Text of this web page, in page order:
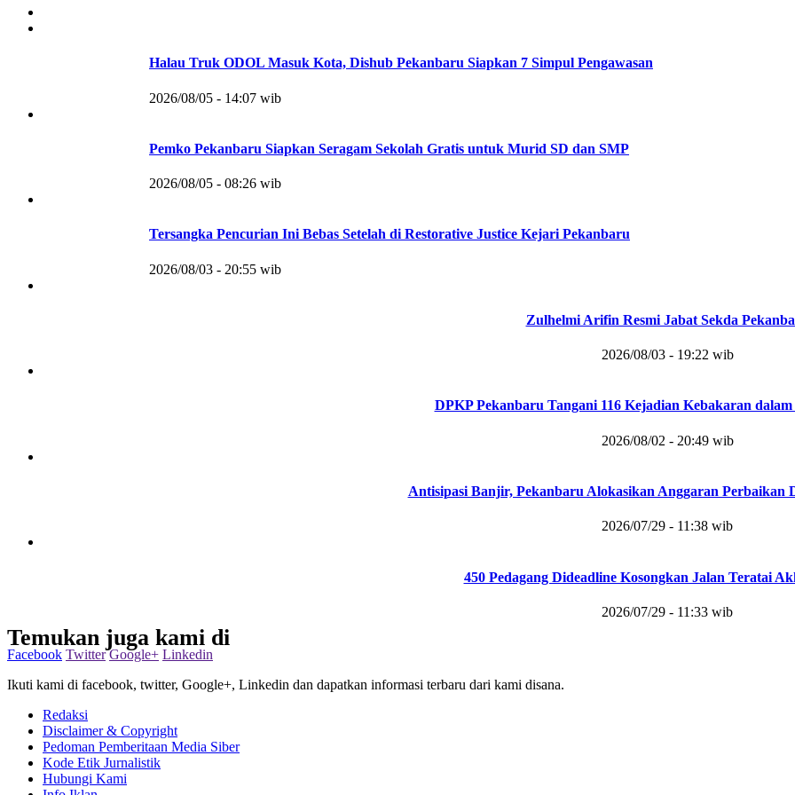
Halau Truk ODOL Masuk Kota, Dishub Pekanbaru Siapkan 7 Simpul Pengawasan
2026/08/05 - 14:07 wib
Pemko Pekanbaru Siapkan Seragam Sekolah Gratis untuk Murid SD dan SMP
2026/08/05 - 08:26 wib
Tersangka Pencurian Ini Bebas Setelah di Restorative Justice Kejari Pekanbaru
2026/08/03 - 20:55 wib
Zulhelmi Arifin Resmi Jabat Sekda
2026/08/03 - 19:22 wib
DPKP Pekanbaru Tangani 116 Kejadian Kebakaran
2026/08/02 - 20:49 wib
Antisipasi Banjir, Pekanbaru Alokasikan Anggaran Perbaikan
2026/07/29 - 11:38 wib
450 Pedagang Dideadline Kosongkan Jalan Teratai
2026/07/29 - 11:33 wib
Temukan juga kami di
Facebook Twitter Google+ Linkedin
Ikuti kami di facebook, twitter, Google+, Linkedin dan dapatkan informasi terbaru dari kami disana.
Redaksi
Disclaimer & Copyright
Pedoman Pemberitaan Media Siber
Kode Etik Jurnalistik
Hubungi Kami